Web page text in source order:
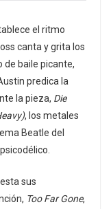
el ritmo
canta y grita los
de baile picante,
predica la
la pieza, Die
, los metales
Beatle del
sus
Too Far Gone,